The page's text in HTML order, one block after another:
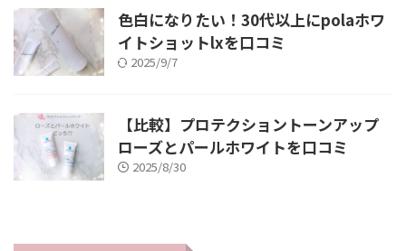
色白になりたい！30代以上にpolaホワ
イトショットlxを口コミ
2025/9/7
【比較】プロテクショントーンアップ
ローズとパールホワイトを口コミ
2025/8/30